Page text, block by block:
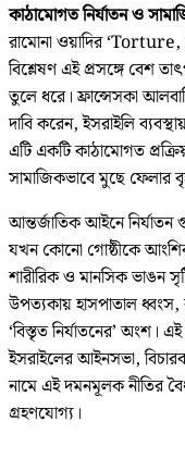
কাঠামোগত নির্যাতন ও
রামোনা ওয়াদির
বিশ্লেষণ এই প্রসঙ্গে বেশ
তুলে ধরে। ফ্রান্সেসকা
দাবি করেন, ইসরাইলি
এটি একটি কাঠামোগত
সামাজিকভাবে মুছে
আন্তর্জাতিক আইনে
যখন কোনো গোষ্ঠীকে
শারীরিক ও মানসিক ভাঙন
উপত্যকায় হাসপাতাল ধ্বংস,
‘বিস্তৃত নির্যাতনের’ অংশ।
ইসরাইলের আইনসভা,
নামে এই দমনমূলক নীতির
গ্রহণযোগ্য।